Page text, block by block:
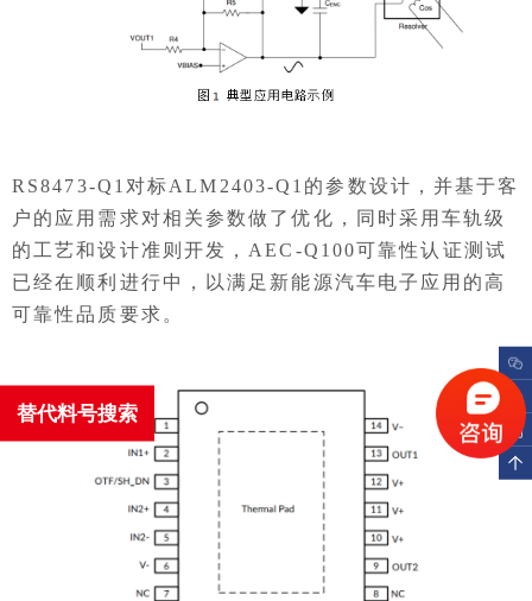
RS8473-Q1对标ALM2403-Q1的参数设计，并基于客
户的应用需求对相关参数做了优化，同时采用车轨级
的工艺和设计准则开发，AEC-Q100可靠性认证测试
已经在顺利进行中，以满足新能源汽车电子应用的高
可靠性品质要求。
替代料号搜索